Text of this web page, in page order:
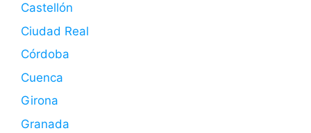
Castellón
Ciudad Real
Córdoba
Cuenca
Girona
Granada